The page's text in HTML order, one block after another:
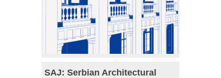
SAJ: Serbian Architectural